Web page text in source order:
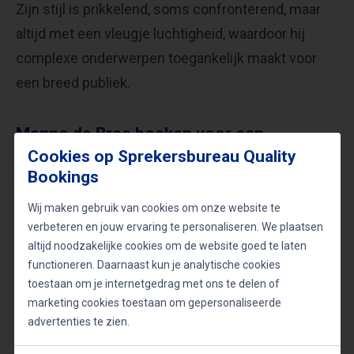
Zijn stijl is prikkelend, soms confronterend, maar
altijd met een vleugje luchtigheid, waardoor hij
complexe onderwerpen toegankelijk maakt voor
een breed publiek.
Menno de Bree boeken voor een
inspirerende keynote?
Op zoek naar een spreker die filosofie, ethiek en het
dagelijks leven op een originele manier verbindt?
Menno de Bree is beschikbaar voor keynotes,
lezingen en dagvoorzitterschappen. Neem nu
contact op voor beschikbaarheid en boekingen.
Cookies op Sprekersbureau Quality
Bookings
Wij maken gebruik van cookies om onze website te
verbeteren en jouw ervaring te personaliseren. We plaatsen
altijd noodzakelijke cookies om de website goed te laten
functioneren. Daarnaast kun je analytische cookies
toestaan om je internetgedrag met ons te delen of
marketing cookies toestaan om gepersonaliseerde
advertenties te zien.